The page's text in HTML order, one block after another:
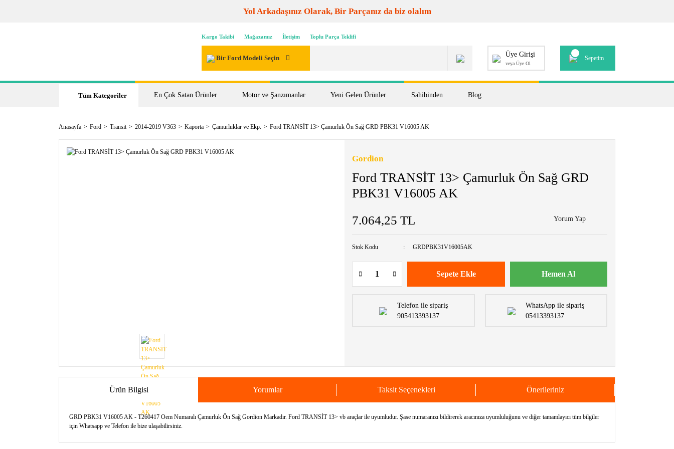
Yol Arkadaşınız Olarak, Bir Parçanız da biz olalım
Kargo Takibi Mağazamız İletişim Toplu Parça Teklifi
Bir Ford Modeli Seçin Üye Girişi
veya Üye Ol
Sepetim
Tüm Kategoriler En Çok Satan Ürünler Motor ve Şanzımanlar Yeni Gelen Ürünler Sahibinden Blog
Anasayfa Ford Transit 2014-2019 V363 Kaporta Çamurluklar ve Ekp. Ford TRANSİT 13> Çamurluk Ön Sağ GRD PBK31 V16005 AK
Gordion
Ford TRANSİT 13> Çamurluk Ön Sağ GRD
PBK31 V16005 AK
7.064,25 TL Yorum Yap
Stok Kodu GRDPBK31V16005AK
Sepete Ekle Hemen Al
Telefon ile sipariş
905413393137
WhatsApp ile sipariş
05413393137
Ürün Bilgisi Yorumlar Taksit Seçenekleri Önerileriniz
GRD PBK31 V16005 AK - T260417 Oem Numaralı Çamurluk Ön Sağ Gordion Markadır. Ford TRANSİT 13> vb araçlar ile uyumludur. Şase numaranızı bildirerek aracınıza uyumluluğunu ve diğer tamamlayıcı tüm bilgiler
için Whatsapp ve Telefon ile bize ulaşabilirsiniz.